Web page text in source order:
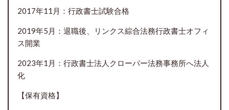
2017年11月：行政書士試験合格
2019年5月：退職後、リンクス綜合法務行政書士オフィ
ス開業
2023年1月：行政書士法人クローバー法務事務所へ法人
化
【保有資格】